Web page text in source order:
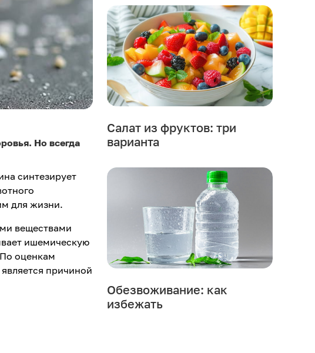
Но всегда
синтезирует
для жизни.
веществами
ишемическую
оценкам
причиной
Салат из фруктов: три
варианта
Обезвоживание: как
избежать